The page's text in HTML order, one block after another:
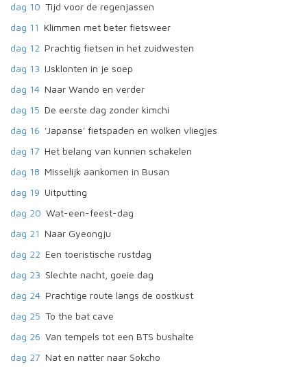
dag 10 Tijd voor de regenjassen
dag 11 Klimmen met beter fietsweer
dag 12 Prachtig fietsen in het zuidwesten
dag 13 IJsklonten in je soep
dag 14 Naar Wando en verder
dag 15 De eerste dag zonder kimchi
dag 16 'Japanse' fietspaden en wolken vliegjes
dag 17 Het belang van kunnen schakelen
dag 18 Misselijk aankomen in Busan
dag 19 Uitputting
dag 20 Wat-een-feest-dag
dag 21 Naar Gyeongju
dag 22 Een toeristische rustdag
dag 23 Slechte nacht, goeie dag
dag 24 Prachtige route langs de oostkust
dag 25 To the bat cave
dag 26 Van tempels tot een BTS bushalte
dag 27 Nat en natter naar Sokcho